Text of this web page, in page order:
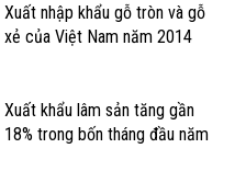
Xuất nhập khẩu gỗ tròn và gỗ
xẻ của Việt Nam năm 2014
Xuất khẩu lâm sản tăng gần
18% trong bốn tháng đầu năm